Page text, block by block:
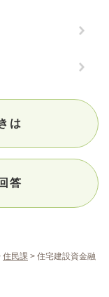
住民課 > 住宅建設資金融
は
答